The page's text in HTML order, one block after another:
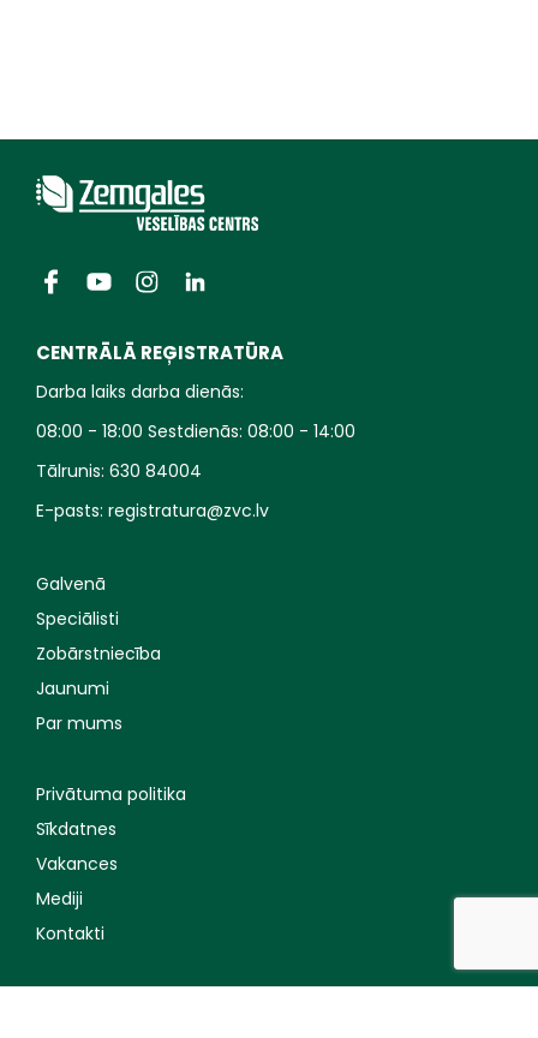
CENTRĀLĀ REĢISTRATŪRA
Darba laiks darba dienās:
08:00 - 18:00 Sestdienās: 08:00 - 14:00
Tālrunis: 630 84004
E-pasts: registratura@zvc.lv
Galvenā
Speciālisti
Zobārstniecība
Jaunumi
Par mums
Privātuma politika
Sīkdatnes
Vakances
Mediji
Kontakti